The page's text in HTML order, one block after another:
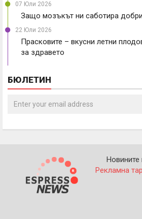
07 Юли 2026
Защо мозъкът ни саботира
22 Юли 2026
Прасковите – вкусни летни
за здравето
БЮЛЕТИН
Рекламна